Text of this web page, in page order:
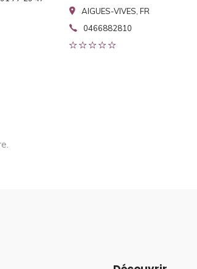
AIGUES-VIVES, FR
0466882810